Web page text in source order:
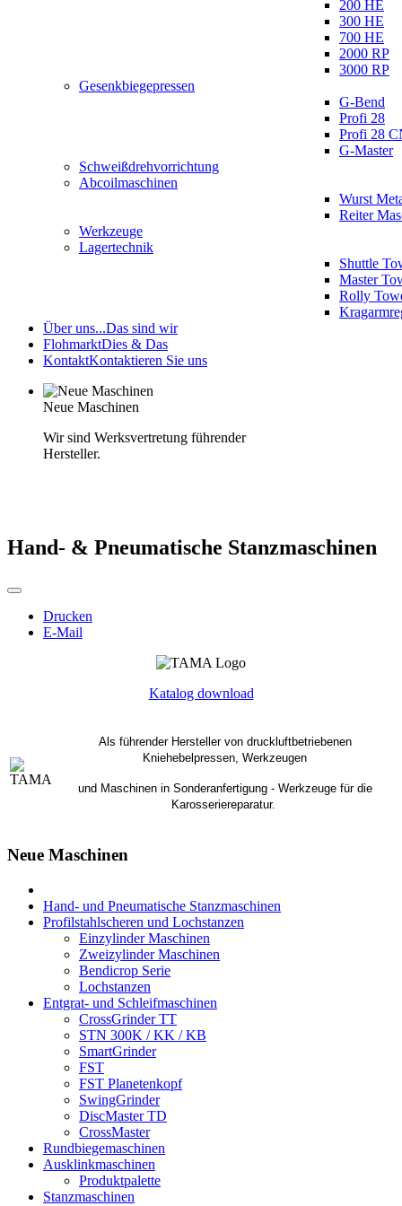
200 HE
300 HE
700 HE
2000 RP
3000 RP
Gesenkbiegepressen
G-Bend
Profi 28
Profi 28
G-Master
Schweißdrehvorrichtung
Abcoilmaschinen
Wurst
Reiter
Werkzeuge
Lagertechnik
Shuttle
Master
Rolly
Über uns...Das sind wir
FlohmarktDies & Das
KontaktKontaktieren Sie uns
Neue Maschinen
Wir sind Werksvertretung führender
Hersteller.
Hand- & Pneumatische Stanzmaschinen
Drucken
E-Mail
Katalog download
Als führender Hersteller von druckluftbetriebenen
Kniehebelpressen, Werkzeugen
und Maschinen in Sonderanfertigung - Werkzeuge für die
Karosseriereparatur.
Neue Maschinen
Hand- und Pneumatische Stanzmaschinen
Profilstahlscheren und Lochstanzen
Einzylinder Maschinen
Zweizylinder Maschinen
Bendicrop Serie
Lochstanzen
Entgrat- und Schleifmaschinen
CrossGrinder TT
STN 300K / KK / KB
SmartGrinder
FST
FST Planetenkopf
SwingGrinder
DiscMaster TD
CrossMaster
Rundbiegemaschinen
Ausklinkmaschinen
Produktpalette
Stanzmaschinen